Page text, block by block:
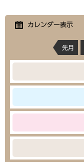
カレンダー表示
先月